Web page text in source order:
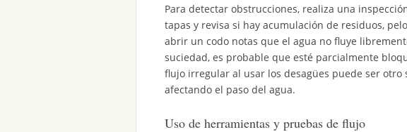
Para detectar obstrucciones, realiza una
tapas y revisa si hay acumulación de residuos,
abrir un codo notas que el agua no fluye
suciedad, es probable que esté parcialmente
flujo irregular al usar los desagües puede ser
afectando el paso del agua.
Uso de herramientas y pruebas de flujo